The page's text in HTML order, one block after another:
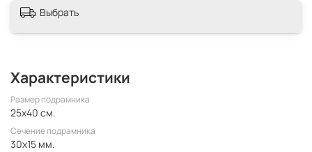
Выбрать
Характеристики
Размер подрамника
25x40 см.
Сечение подрамника
30x15 мм.